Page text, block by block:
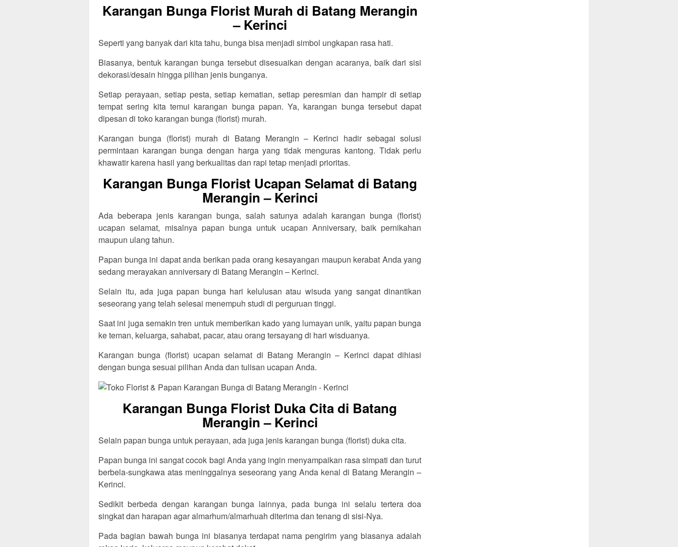
Karangan Bunga Florist Murah di Batang Merangin
– Kerinci
Seperti yang banyak dari kita tahu, bunga bisa menjadi simbol ungkapan rasa hati.
Biasanya, bentuk karangan bunga tersebut disesuaikan dengan acaranya, baik dari sisi
dekorasi/desain hingga pilihan jenis bunganya.
Setiap perayaan, setiap pesta, setiap kematian, setiap peresmian dan hampir di setiap
tempat sering kita temui karangan bunga papan. Ya, karangan bunga tersebut dapat
dipesan di toko karangan bunga (florist) murah.
Karangan bunga (florist) murah di Batang Merangin – Kerinci hadir sebagai solusi
permintaan karangan bunga dengan harga yang tidak menguras kantong. Tidak perlu
khawatir karena hasil yang berkualitas dan rapi tetap menjadi prioritas.
Karangan Bunga Florist Ucapan Selamat di Batang
Merangin – Kerinci
Ada beberapa jenis karangan bunga, salah satunya adalah karangan bunga (florist)
ucapan selamat, misalnya papan bunga untuk ucapan Anniversary, baik pernikahan
maupun ulang tahun.
Papan bunga ini dapat anda berikan pada orang kesayangan maupun kerabat Anda yang
sedang merayakan anniversary di Batang Merangin – Kerinci.
Selain itu, ada juga papan bunga hari kelulusan atau wisuda yang sangat dinantikan
seseorang yang telah selesai menempuh studi di perguruan tinggi.
Saat ini juga semakin tren untuk memberikan kado yang lumayan unik, yaitu papan bunga
ke teman, keluarga, sahabat, pacar, atau orang tersayang di hari wisduanya.
Karangan bunga (florist) ucapan selamat di Batang Merangin – Kerinci dapat dihiasi
dengan bunga sesuai pilihan Anda dan tulisan ucapan Anda.
Karangan Bunga Florist Duka Cita di Batang
Merangin – Kerinci
Selain papan bunga untuk perayaan, ada juga jenis karangan bunga (florist) duka cita.
Papan bunga ini sangat cocok bagi Anda yang ingin menyampaikan rasa simpati dan turut
berbela-sungkawa atas meninggalnya seseorang yang Anda kenal di Batang Merangin –
Kerinci.
Sedikit berbeda dengan karangan bunga lainnya, pada bunga ini selalu tertera doa
singkat dan harapan agar almarhum/almarhuah diterima dan tenang di sisi-Nya.
Pada bagian bawah bunga ini biasanya terdapat nama pengirim yang biasanya adalah